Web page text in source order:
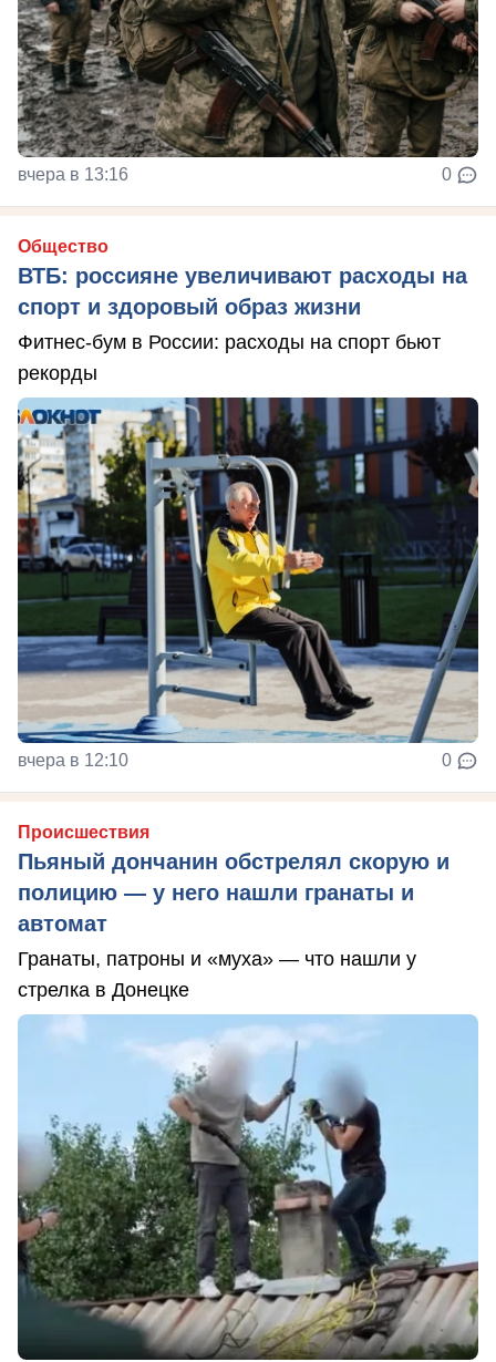
вчера в 13:16 0
Общество
ВТБ: россияне увеличивают расходы на
спорт и здоровый образ жизни
Фитнес-бум в России: расходы на спорт бьют
рекорды
вчера в 12:10 0
Происшествия
Пьяный дончанин обстрелял скорую и
полицию — у него нашли гранаты и
автомат
Гранаты, патроны и «муха» — что нашли у
стрелка в Донецке